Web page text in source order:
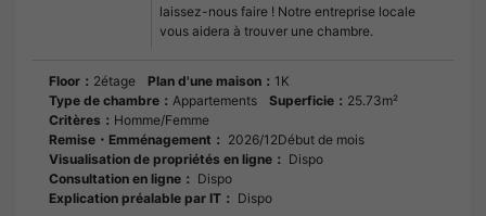
laissez-nous faire ! Notre entreprise locale
vous aidera à trouver une chambre.
Floor： 2étage Plan d'une maison： 1K
Type de chambre： Appartements Superficie： 25.73m²
Critères： Homme/Femme
Remise・Emménagement： 2026/12Début de mois
Visualisation de propriétés en ligne： Dispo
Consultation en ligne： Dispo
Explication préalable par IT： Dispo